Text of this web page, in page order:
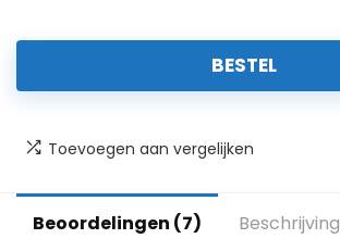
BESTEL
Toevoegen aan vergelijken
Beoordelingen (7) Beschrijving